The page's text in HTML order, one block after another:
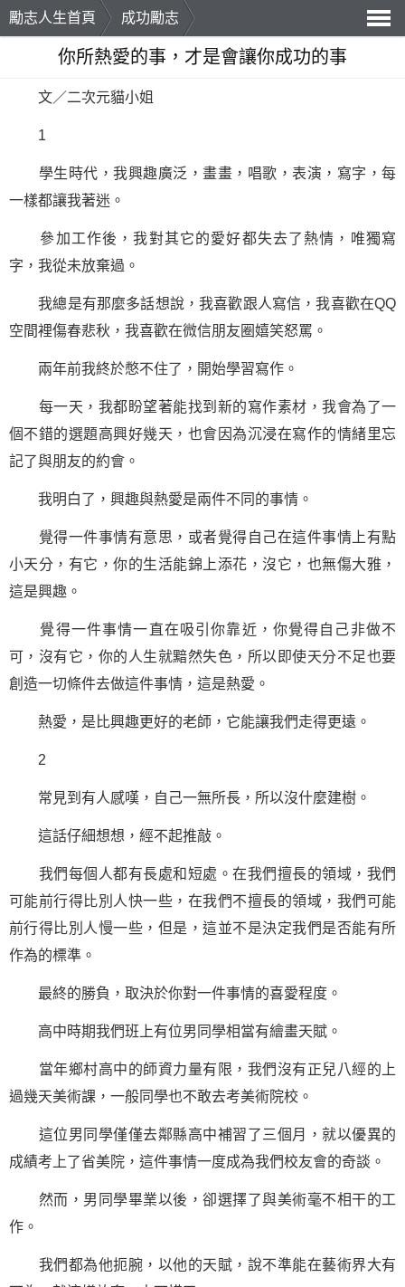
勵志人生首頁
成功勵志
導
你所熱愛的事，才是會讓你成功的事
文／二次元貓小姐
1
學生時代，我興趣廣泛，畫畫，唱歌，表演，寫字，每
一樣都讓我著迷。
參加工作後，我對其它的愛好都失去了熱情，唯獨寫
字，我從未放棄過。
我總是有那麼多話想說，我喜歡跟人寫信，我喜歡在QQ
空間裡傷春悲秋，我喜歡在微信朋友圈嬉笑怒罵。
兩年前我終於憋不住了，開始學習寫作。
每一天，我都盼望著能找到新的寫作素材，我會為了一
個不錯的選題高興好幾天，也會因為沉浸在寫作的情緒里忘
記了與朋友的約會。
我明白了，興趣與熱愛是兩件不同的事情。
覺得一件事情有意思，或者覺得自己在這件事情上有點
小天分，有它，你的生活能錦上添花，沒它，也無傷大雅，
這是興趣。
覺得一件事情一直在吸引你靠近，你覺得自己非做不
可，沒有它，你的人生就黯然失色，所以即使天分不足也要
創造一切條件去做這件事情，這是熱愛。
熱愛，是比興趣更好的老師，它能讓我們走得更遠。
2
常見到有人感嘆，自己一無所長，所以沒什麼建樹。
這話仔細想想，經不起推敲。
我們每個人都有長處和短處。在我們擅長的領域，我們
可能前行得比別人快一些，在我們不擅長的領域，我們可能
前行得比別人慢一些，但是，這並不是決定我們是否能有所
作為的標準。
最終的勝負，取決於你對一件事情的喜愛程度。
高中時期我們班上有位男同學相當有繪畫天賦。
當年鄉村高中的師資力量有限，我們沒有正兒八經的上
過幾天美術課，一般同學也不敢去考美術院校。
這位男同學僅僅去鄰縣高中補習了三個月，就以優異的
成績考上了省美院，這件事情一度成為我們校友會的奇談。
然而，男同學畢業以後，卻選擇了與美術毫不相干的工
作。
我們都為他扼腕，以他的天賦，說不準能在藝術界大有